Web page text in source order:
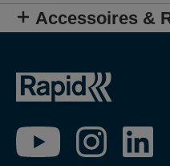
Accessoires &